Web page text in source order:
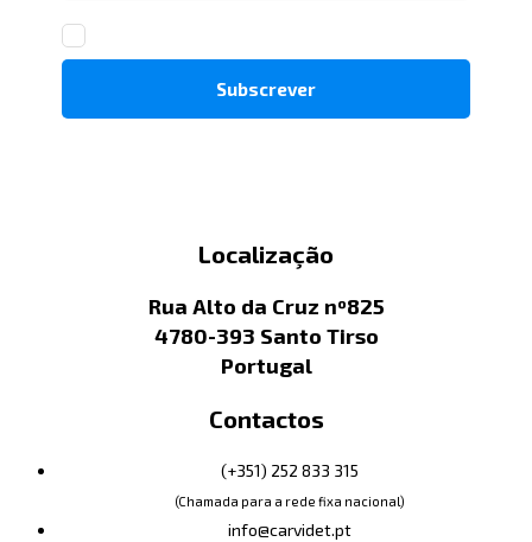
Localização
Rua Alto da Cruz nº825
4780-393 Santo Tirso
Portugal
Contactos
(+351) 252 833 315
(Chamada para a rede fixa nacional)
info@carvidet.pt